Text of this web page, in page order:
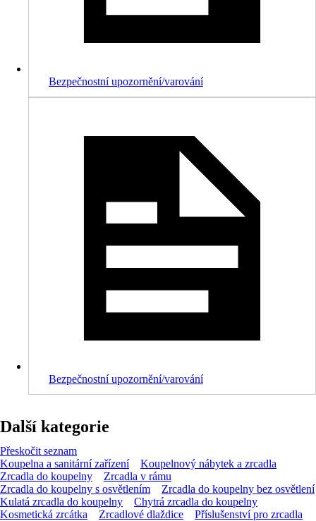
Bezpečnostní upozornění/varování
Bezpečnostní upozornění/varování
Další kategorie
Přeskočit seznam
Koupelna a sanitární zařízení
Koupelnový nábytek a zrcadla
Zrcadla do koupelny
Zrcadla v rámu
Zrcadla do koupelny s osvětlením
Zrcadla do koupelny bez osvětlení
Kulatá zrcadla do koupelny
Chytrá zrcadla do koupelny
Kosmetická zrcátka
Zrcadlové dlaždice Příslušenství pro zrcadla